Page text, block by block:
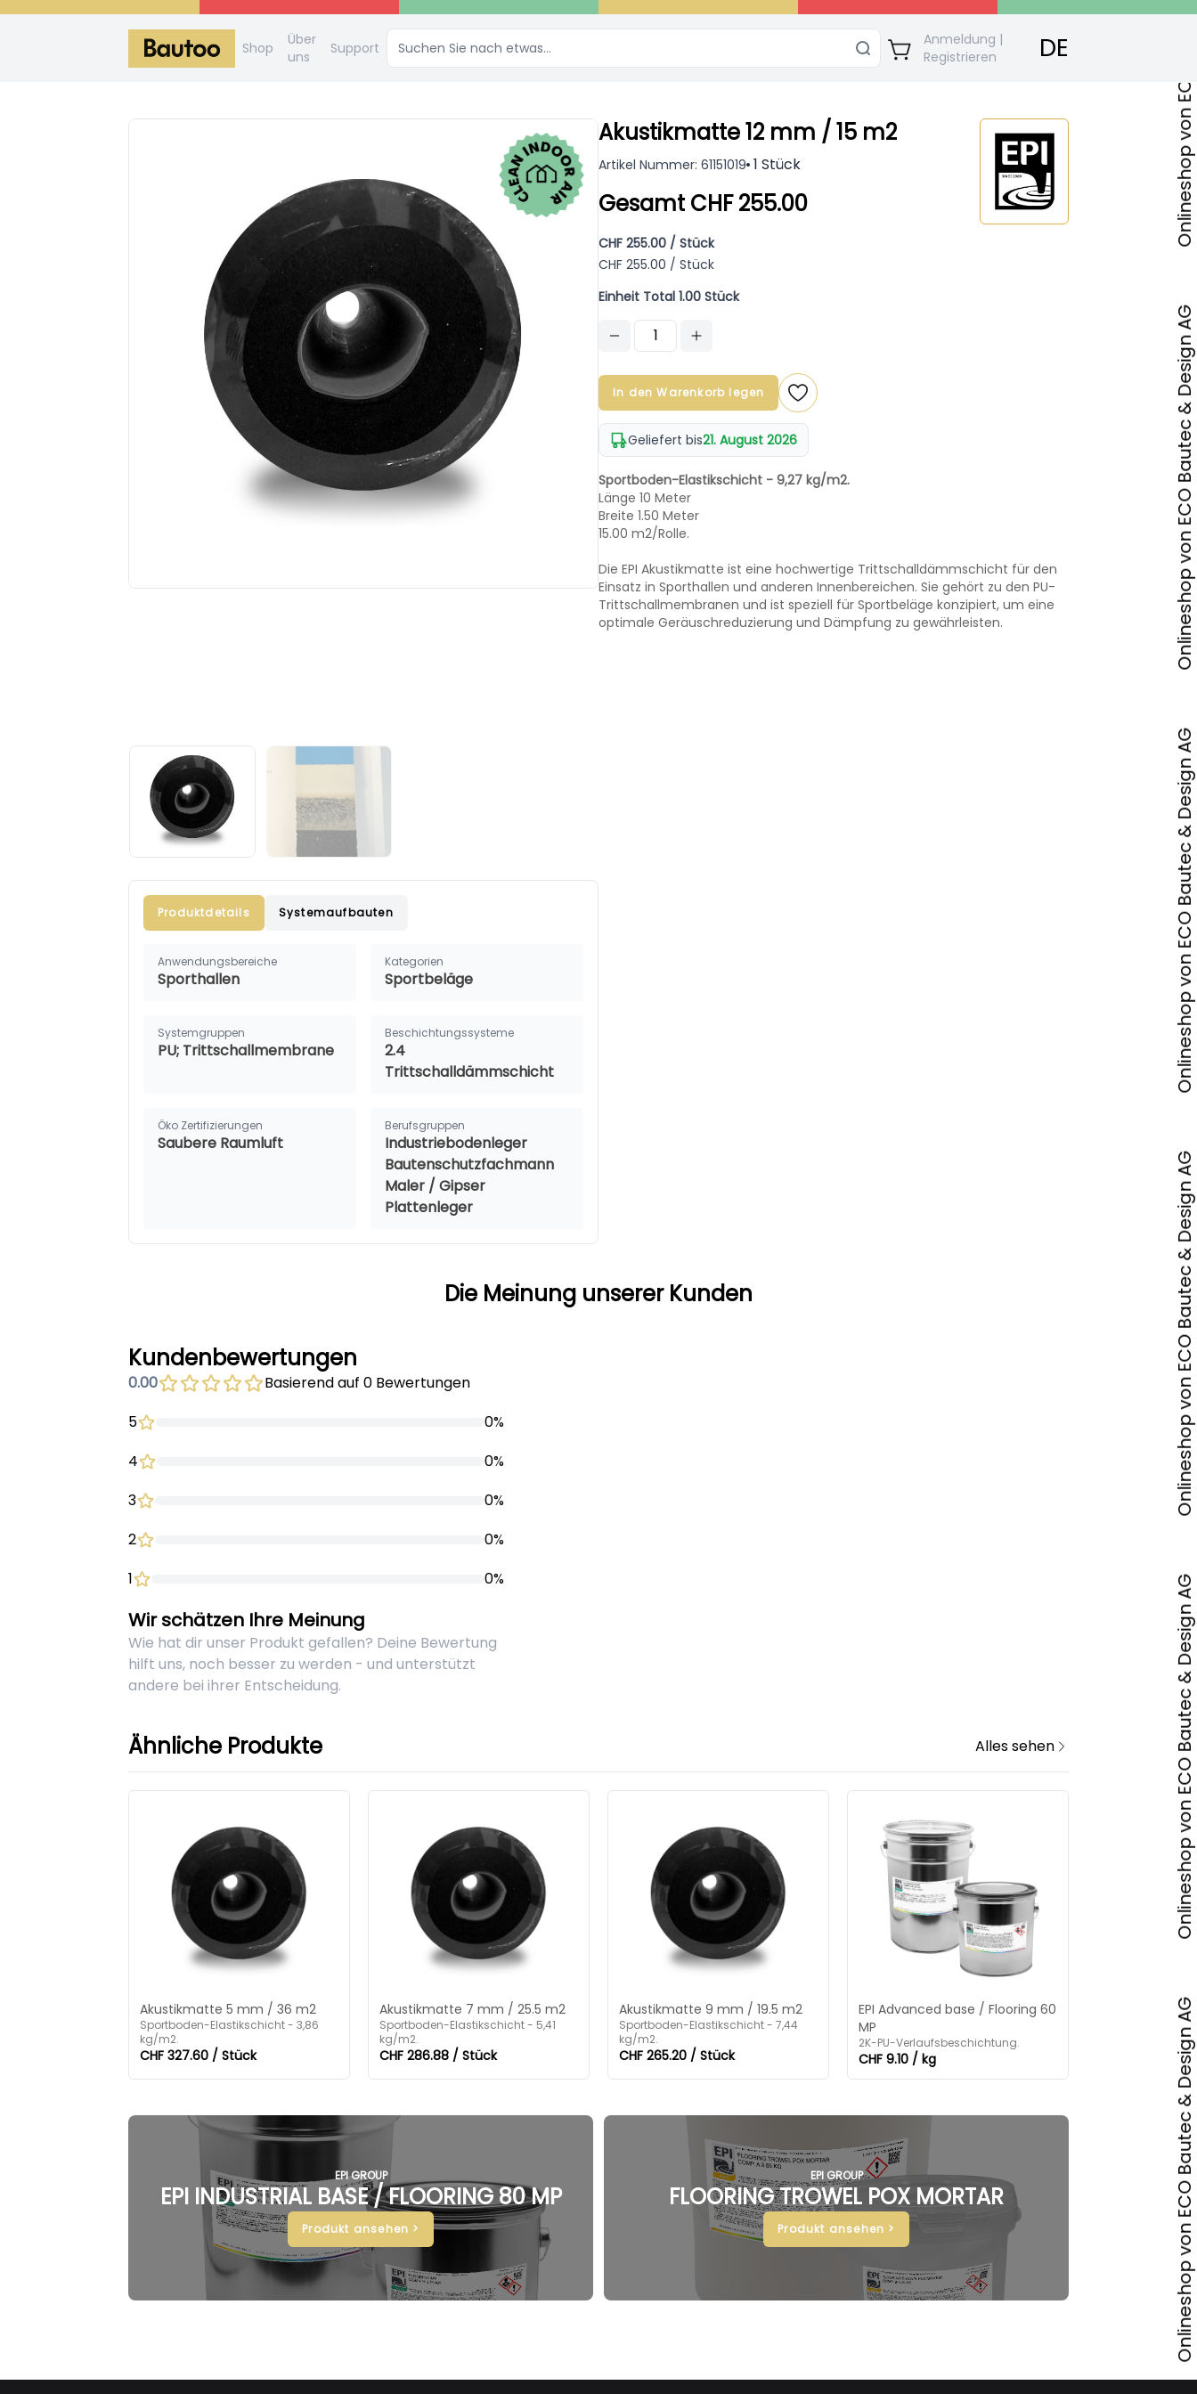
Shop
Über
uns
Support
Anmeldung |
Registrieren
DE
Produktdetails Systemaufbauten
Anwendungsbereiche
Sporthallen
Kategorien
Sportbeläge
Systemgruppen
PU; Trittschallmembrane
Beschichtungssysteme
2.4
Trittschalldämmschicht
Öko Zertifizierungen
Saubere Raumluft
Berufsgruppen
Industriebodenleger
Bautenschutzfachmann
Maler / Gipser
Plattenleger
Akustikmatte 12 mm / 15 m2
Artikel Nummer: 61151019 1 Stück
Gesamt CHF 255.00
CHF 255.00 / Stück
CHF 255.00 / Stück
Einheit Total 1.00 Stück
In den Warenkorb legen
Geliefert bis21. August 2026
Sportboden-Elastikschicht - 9,27 kg/m2.
Länge 10 Meter
Breite 1.50 Meter
15.00 m2/Rolle.
Die EPI Akustikmatte ist eine hochwertige Trittschalldämmschicht für den
Einsatz in Sporthallen und anderen Innenbereichen. Sie gehört zu den PU-
Trittschallmembranen und ist speziell für Sportbeläge konzipiert, um eine
optimale Geräuschreduzierung und Dämpfung zu gewährleisten.
Die Meinung unserer Kunden
Kundenbewertungen
0.00
Basierend auf 0 Bewertungen
5
0%
4
0%
3
0%
2
0%
1
0%
Wir schätzen Ihre Meinung
Wie hat dir unser Produkt gefallen? Deine Bewertung
hilft uns, noch besser zu werden - und unterstützt
andere bei ihrer Entscheidung.
Ähnliche Produkte Alles sehen
Akustikmatte 5 mm / 36 m2
Sportboden-Elastikschicht - 3,86
kg/m2.
CHF 327.60 / Stück
Akustikmatte 7 mm / 25.5 m2
Sportboden-Elastikschicht - 5,41
kg/m2.
CHF 286.88 / Stück
Akustikmatte 9 mm / 19.5 m2
Sportboden-Elastikschicht - 7,44
kg/m2.
CHF 265.20 / Stück
EPI Advanced base / Flooring 60
MP
2K-PU-Verlaufsbeschichtung.
CHF 9.10 / kg
EPI GROUP
EPI INDUSTRIAL BASE / FLOORING 80 MP
Produkt ansehen >
EPI GROUP
FLOORING TROWEL POX MORTAR
Produkt ansehen >
Onlineshop von ECO Bautec & Design AG
Onlineshop von ECO Bautec & Design AG
Onlineshop von ECO Bautec & Design AG
Onlineshop von ECO Bautec & Design AG
Onlineshop von ECO Bautec & Design AG